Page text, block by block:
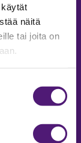
näitä
tai joita on